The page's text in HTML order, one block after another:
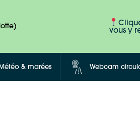
vous y
Météo & marées Webcam